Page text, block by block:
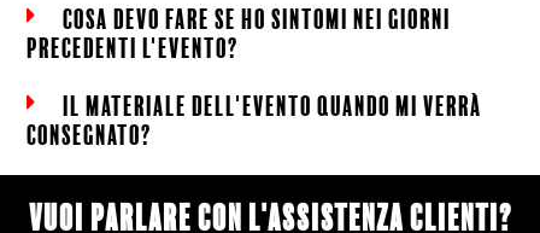
COSA DEVO FARE SE HO SINTOMI NEI GIORNI
PRECEDENTI L'EVENTO?
il materiale dell'evento quando mi verrà
consegnato?
Vuoi parlare con l'assistenza clienti?